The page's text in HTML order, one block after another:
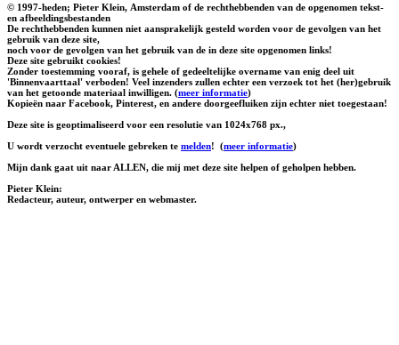
© 1997-heden; Pieter Klein, Amsterdam of de rechthebbenden van de opgenomen tekst-
en afbeeldingsbestanden
De rechthebbenden kunnen niet aansprakelijk gesteld worden voor de gevolgen van het
gebruik van deze site,
noch voor de gevolgen van het gebruik van de in deze site opgenomen links!
Deze site gebruikt cookies!
Zonder toestemming vooraf, is gehele of gedeeltelijke overname van enig deel uit
'Binnenvaarttaal' verboden! Veel inzenders zullen echter een verzoek tot het (her)gebruik
van het getoonde materiaal inwilligen. (meer informatie)
Kopieën naar Facebook, Pinterest, en andere doorgeefluiken zijn echter niet toegestaan!
Deze site is geoptimaliseerd voor een resolutie van 1024x768 px.,
U wordt verzocht eventuele gebreken te melden! (meer informatie)
Mijn dank gaat uit naar ALLEN, die mij met deze site helpen of geholpen hebben.
Pieter Klein:
Redacteur, auteur, ontwerper en webmaster.